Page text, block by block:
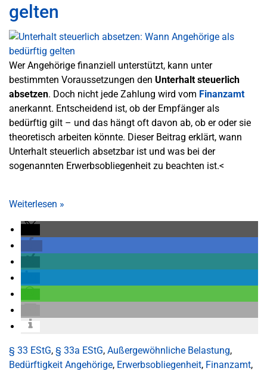
gelten
Wer Angehörige finanziell unterstützt, kann unter
bestimmten Voraussetzungen den Unterhalt steuerlich
absetzen. Doch nicht jede Zahlung wird vom Finanzamt
anerkannt. Entscheidend ist, ob der Empfänger als
bedürftig gilt – und das hängt oft davon ab, ob er oder sie
theoretisch arbeiten könnte. Dieser Beitrag erklärt, wann
Unterhalt steuerlich absetzbar ist und was bei der
sogenannten Erwerbsobliegenheit zu beachten ist.<
Weiterlesen »
§ 33 EStG, § 33a EStG, Außergewöhnliche Belastung,
Bedürftigkeit Angehörige, Erwerbsobliegenheit, Finanzamt,